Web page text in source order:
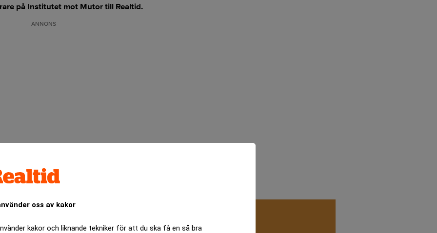
oss av kakor
kakor och liknande tekniker för att du ska få en så bra
på Institutet mot Mutor till Realtid.
ANNONS